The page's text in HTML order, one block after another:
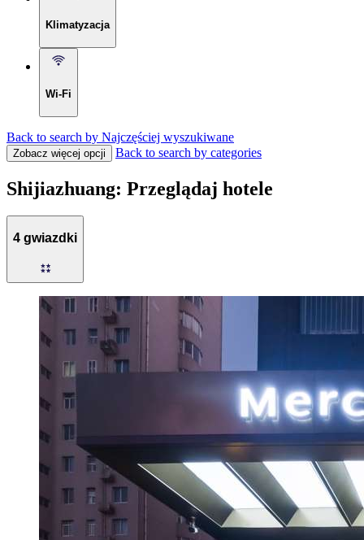
Klimatyzacja
Wi-Fi
Back to search by Najczęściej wyszukiwane
Zobacz więcej opcji Back to search by categories
Shijiazhuang: Przeglądaj hotele
4 gwiazdki